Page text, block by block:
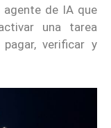
agente de IA que
una tarea
verificar y